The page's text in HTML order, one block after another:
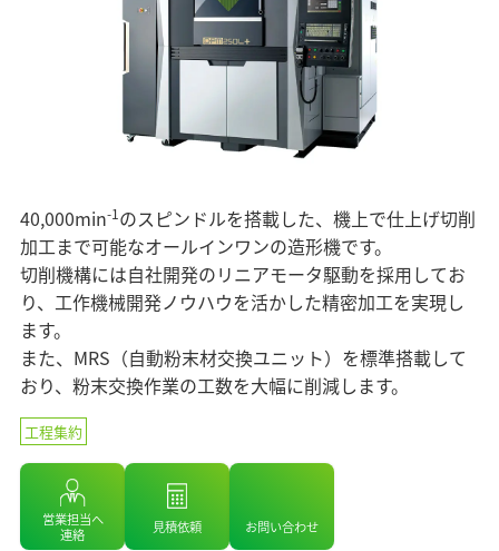
情報メディア
イベント情報
採用情報
Global
産業機械
サプライ品
食品機械
モーション
コアテクノロジー
用語集
サポート情報一覧
サービス情報一覧
スクール・講習会
Sodick Connect
サステナビリティ
サステナビリティ TOP
トップメッセージ
サステナビリティへの取り組み
ステークホルダーエンゲージメント
SDGsへの取り組み
社外イニシアチブとの連携
社会への取り組み
ガバナンス
業績・財務情報
株式・株主情報
個人投資家の皆様へ
IRライブラリ
よくあるご質問
IRカレンダー
ソディックのPURPOSE、MISSION、
VISION、VALUE
メッセージ
ソディックの創造力
会社概要・地図
営業・サービス拠点
生産拠点
グループネットワーク
40,000min-1のスピンドルを搭載した、機上で仕上げ切削
加工まで可能なオールインワンの造形機です。
切削機構には自社開発のリニアモータ駆動を採用してお
り、工作機械開発ノウハウを活かした精密加工を実現し
ます。
また、MRS（自動粉末材交換ユニット）を標準搭載して
おり、粉末交換作業の工数を大幅に削減します。
工程集約
営業担当へ
連絡
見積依頼 お問い合わせ